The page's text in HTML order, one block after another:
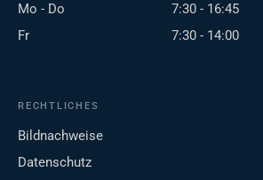
Mo - Do
7:30 - 16:45
Fr
7:30 - 14:00
RECHTLICHES
Bildnachweise
Datenschutz